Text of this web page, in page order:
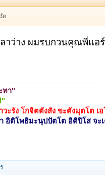
ด
าว่าง ผมรบกวนคุณพี่แอ
ทา"
"
ะรัง โกจิตตังสัง ขะตังมุตโต เ
ติโพธิมะนุปปัตโต อิติปิโส จะ